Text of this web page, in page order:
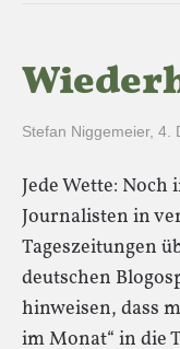
Stefan Niggemeier, 4.
Jede Wette:
Journalisten in
Tageszeitungen
deutschen
hinweisen, dass
im Monat“ in die